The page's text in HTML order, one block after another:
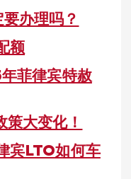
办理吗？
额
菲律宾特赦
大变化！
宾LTO如何车